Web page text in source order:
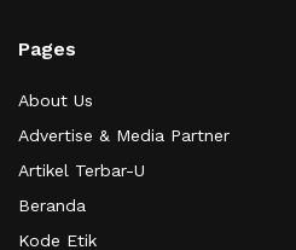
Pages
About Us
Advertise & Media Partner
Artikel Terbar-U
Beranda
Kode Etik